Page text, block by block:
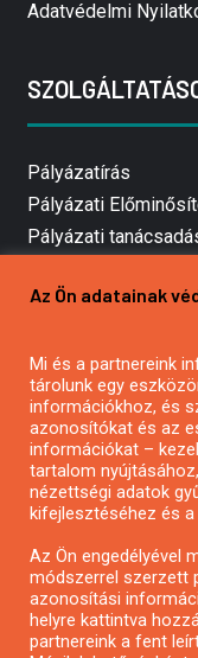
Adatvédelmi
Pályázatírás
Pályázati
Pályázati
Mezőgazdasági
Pályázatírás civil
Pályázatírás
Pályázatfigyelés
Specifikus
Pályázatok
Az Ön adatainak
Mi és a partnereink
tárolunk egy
információkhoz, és
azonosítókat és az
információkat –
tartalom
nézettségi adatok
kifejlesztéséhez és
Az Ön engedélyével
módszerrel szerzett
azonosítási
helyre kattintva
partnereink a fent